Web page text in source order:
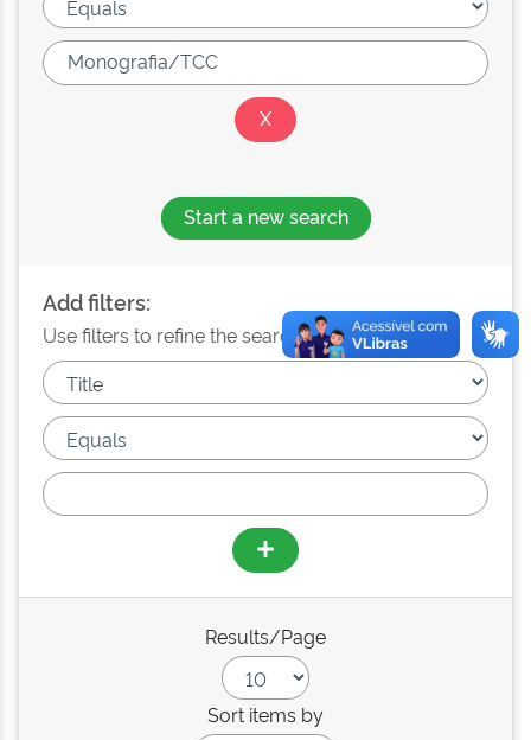
Start a new search
Add filters:
Use filters to refine the search results.
Results/Page
Sort items by